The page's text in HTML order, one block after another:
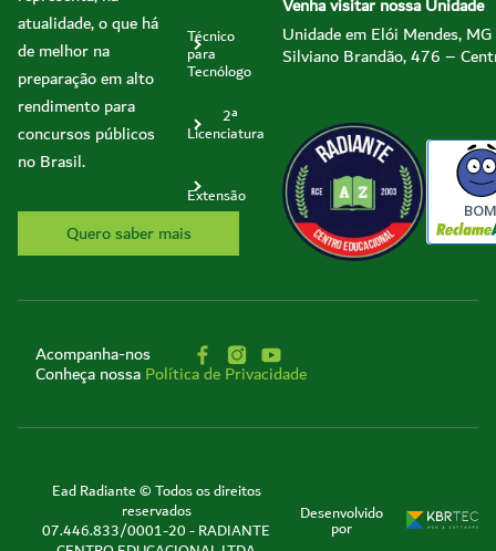
atualidade, o que há
de melhor na
preparação em alto
rendimento para
concursos públicos
no Brasil.
Quero saber mais
Técnico
para
Tecnólogo
2ª
Licenciatura
Extensão
Unidade em Elói Mendes, MG
Silviano Brandão, 476 –
Acompanha-nos
Conheça nossaPolítica de Privacidade
Ead Radiante © Todos os direitos
reservados
07.446.833/0001-20 - RADIANTE
Desenvolvido
por